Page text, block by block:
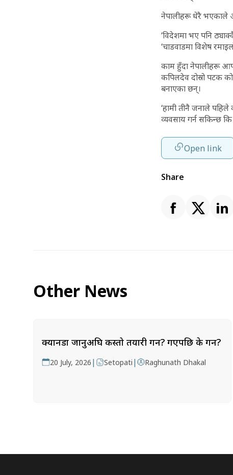
नेपालीहरू धेरै भएकाले
‘विदेशमा भए पनि
‘चाडवाडमा विशेष
काम हुँदा नेपालीहरू
कपिलदेव दोस्रो पटक
बनाएका छन्।
‘हामी तीनै जनाले
व्यवसाय गर्न सकिन्छ कि
Open link
Share
Other News
क्यानडा जानुअघि कस्तो तयारी गर्ने? गएपछि के गर्ने?
20 July, 2026 | Setopati | Raghunath Dhakal